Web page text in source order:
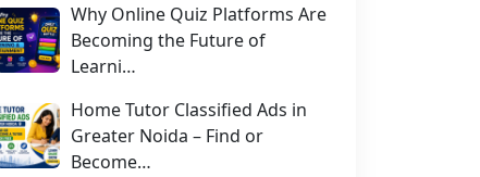
Why Online Quiz Platforms Are
Becoming the Future of
Learni…
Home Tutor Classified Ads in
Greater Noida – Find or
Become…